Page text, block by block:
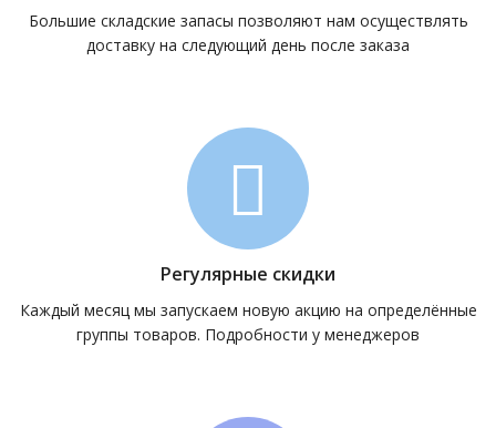
Большие складские запасы позволяют нам осуществлять
доставку на следующий день после заказа
Регулярные скидки
Каждый месяц мы запускаем новую акцию на определённые
группы товаров. Подробности у менеджеров